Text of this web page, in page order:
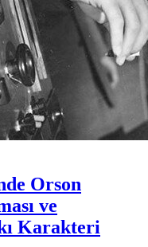
Orson
ve
Karakteri